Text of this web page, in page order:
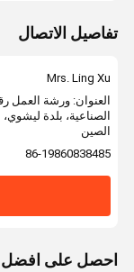
تفاصيل الاتصال
Mrs. Ling Xu
الصناعية، بلدة
الصين
86-19860838485
احصل على